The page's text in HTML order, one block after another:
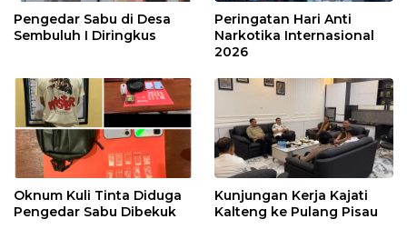
Pengedar Sabu di Desa
Sembuluh I Diringkus
Peringatan Hari Anti
Narkotika Internasional
2026
Oknum Kuli Tinta Diduga
Pengedar Sabu Dibekuk
Kunjungan Kerja Kajati
Kalteng ke Pulang Pisau